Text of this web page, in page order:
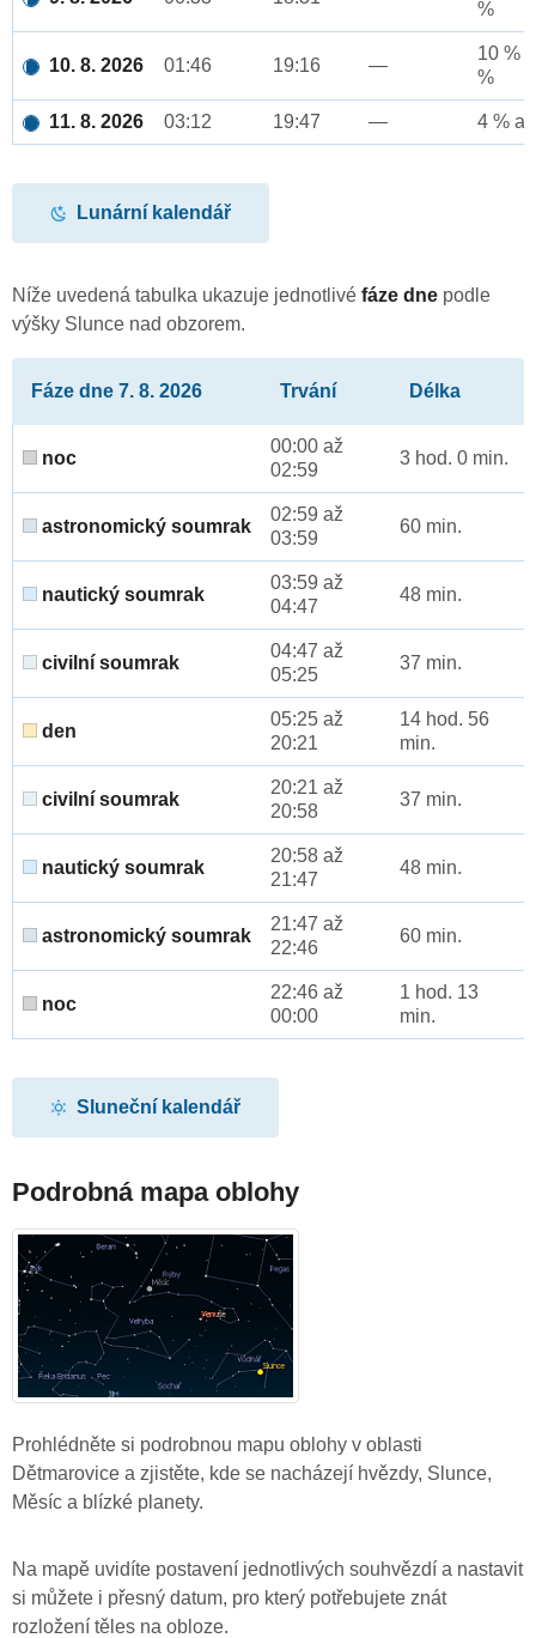
%
10. 8. 2026 01:46 19:16 —
10 %
%
11. 8. 2026 03:12 19:47 — 4 %
Lunární kalendář
Níže uvedená tabulka ukazuje jednotlivé fáze dne podle
výšky Slunce nad obzorem.
Fáze dne 7. 8. 2026 Trvání Délka
noc
00:00 až
02:59
3 hod. 0 min.
astronomický soumrak
02:59 až
03:59
60 min.
nautický soumrak
03:59 až
04:47
48 min.
civilní soumrak
04:47 až
05:25
37 min.
den
05:25 až
20:21
14 hod. 56
min.
civilní soumrak
20:21 až
20:58
37 min.
nautický soumrak
20:58 až
21:47
48 min.
astronomický soumrak
21:47 až
22:46
60 min.
noc
22:46 až
00:00
1 hod. 13
min.
Sluneční kalendář
Podrobná mapa oblohy
Prohlédněte si podrobnou mapu oblohy v oblasti
Dětmarovice a zjistěte, kde se nacházejí hvězdy, Slunce,
Měsíc a blízké planety.
Na mapě uvidíte postavení jednotlivých souhvězdí a nastavit
si můžete i přesný datum, pro který potřebujete znát
rozložení těles na obloze.